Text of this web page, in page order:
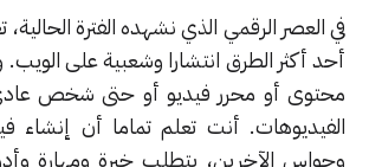
الرقمي الذي نشهده الفترة الحالية، تعد
أكثر الطرق انتشارا وشعبية على الويب.
أو محرر فيديو أو حتى شخص عادي
أنت تعلم تماما أن إنشاء فيديو
الآخرين، يتطلب خبرة ومهارة